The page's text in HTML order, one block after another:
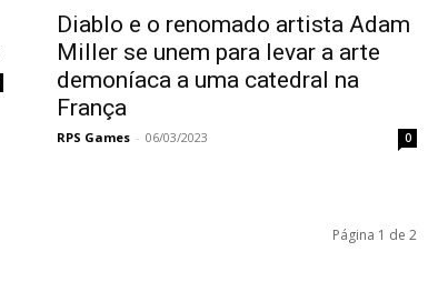
Diablo e o renomado artista Adam
Miller se unem para levar a arte
demoníaca a uma catedral na
França
RPS Games - 06/03/2023 0
Página 1 de 2